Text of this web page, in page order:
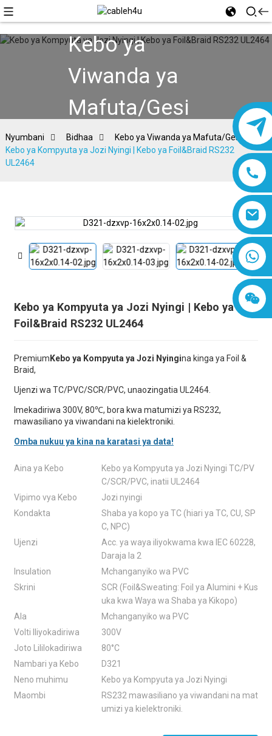
8618019377761
Kebo ya
Viwanda ya
Mafuta/Gesi
Nyumbani Bidhaa
Kebo ya Viwanda ya Mafuta/Gesi
Kebo ya Kompyuta ya Jozi Nyingi | Kebo ya Foil&Braid RS232
UL2464
Kebo ya Kompyuta ya Jozi Nyingi | Kebo ya
Foil&Braid RS232 UL2464
Premium Kebo ya Kompyuta ya Jozi Nyingina kinga ya Foil &
Braid,
Ujenzi wa TC/PVC/SCR/PVC, unaozingatia UL2464.
Imekadiriwa 300V, 80℃, bora kwa matumizi ya RS232,
mawasiliano ya viwandani na kielektroniki.
Omba nukuu ya kina na karatasi ya data!
Aina ya Kebo
Kebo ya Kompyuta ya Jozi Nyingi TC/PV
C/SCR/PVC, inatii UL2464
Vipimo vya Kebo
Jozi nyingi
Kondakta
Shaba ya kopo ya TC (hiari ya TC, CU, SP
C, NPC)
Ujenzi
Acc. ya waya iliyokwama kwa IEC 60228,
Daraja la 2
Insulation
Mchanganyiko wa PVC
Skrini
SCR (Foil&Sweating: Foil ya Alumini + Kus
uka kwa Waya wa Shaba ya Kikopo)
Ala
Mchanganyiko wa PVC
Volti Iliyokadiriwa
300V
Joto Lililokadiriwa
80°C
Nambari ya Kebo
D321
Neno muhimu
Kebo ya Kompyuta ya Jozi Nyingi
Maombi
RS232 mawasiliano ya viwandani na mat
umizi ya kielektroniki.